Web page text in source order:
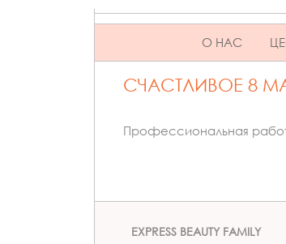
SKIP TO CONTENT
О НАС
СЧАСТЛИВОЕ 8
Профессиональная
EXPRESS BEAUTY FAMILY